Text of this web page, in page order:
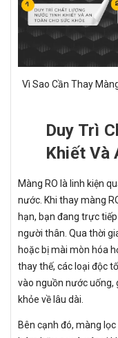
Vì Sao Cần Thay
Duy Trì
Khiết Và
Màng RO là linh kiện
nước. Khi thay màng
hạn, bạn đang trực
người thân. Qua thời
hoặc bị mài mòn hóa
thay thế, các loại độc
vào nguồn nước uống,
khỏe về lâu dài.
Bên cạnh đó, màng